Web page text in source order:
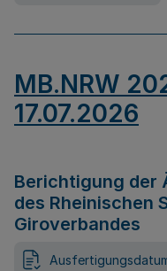
MB.NRW
17.07.2026
Berichtigung der
des Rheinischen
Giroverbandes